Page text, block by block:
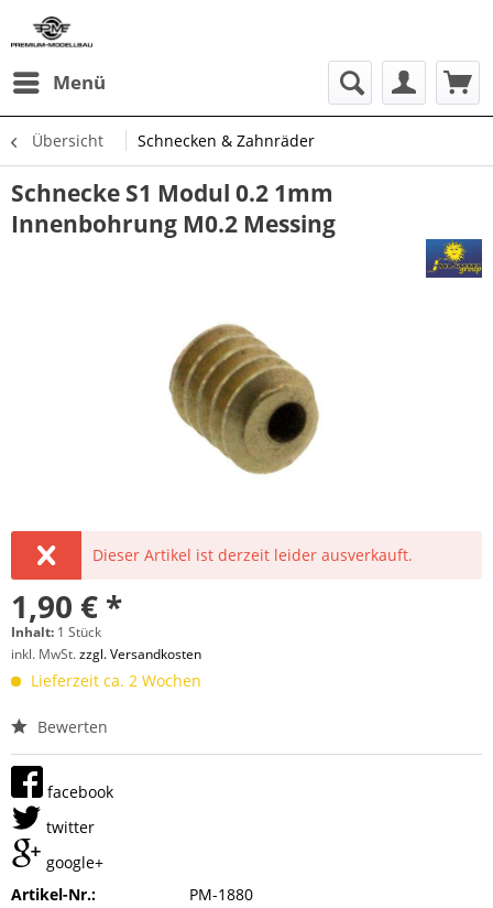
Menü
Übersicht Schnecken & Zahnräder
Schnecke S1 Modul 0.2 1mm
Innenbohrung M0.2 Messing
Dieser Artikel ist derzeit leider ausverkauft.
1,90 € *
Inhalt: 1 Stück
inkl. MwSt.zzgl. Versandkosten
Lieferzeit ca. 2 Wochen
Bewerten
facebook
twitter
google+
Artikel-Nr.:
PM-1880